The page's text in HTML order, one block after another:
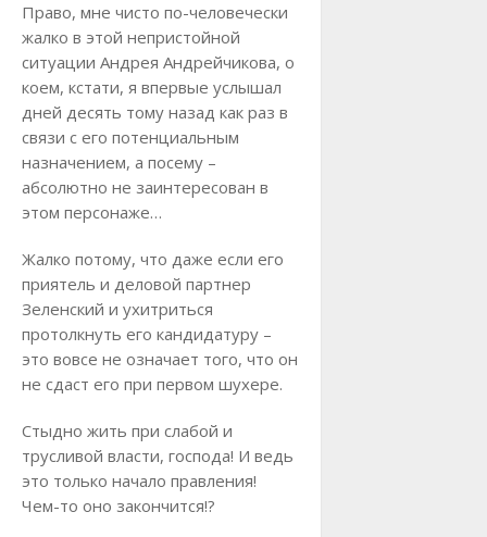
Право, мне чисто по-человечески
жалко в этой непристойной
ситуации Андрея Андрейчикова, о
коем, кстати, я впервые услышал
дней десять тому назад как раз в
связи с его потенциальным
назначением, а посему –
абсолютно не заинтересован в
этом персонаже…
Жалко потому, что даже если его
приятель и деловой партнер
Зеленский и ухитриться
протолкнуть его кандидатуру –
это вовсе не означает того, что он
не сдаст его при первом шухере.
Стыдно жить при слабой и
трусливой власти, господа! И ведь
это только начало правления!
Чем-то оно закончится!?